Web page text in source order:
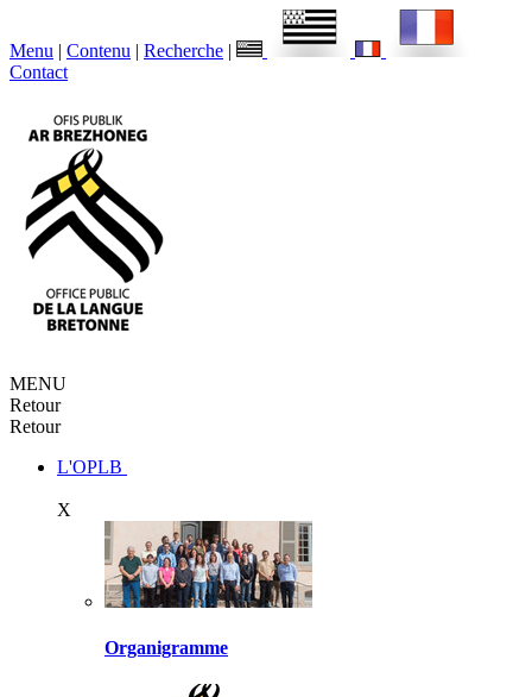
Menu | Contenu | Recherche |
Contact
MENU
Retour
Retour
L'OPLB
X
Organigramme